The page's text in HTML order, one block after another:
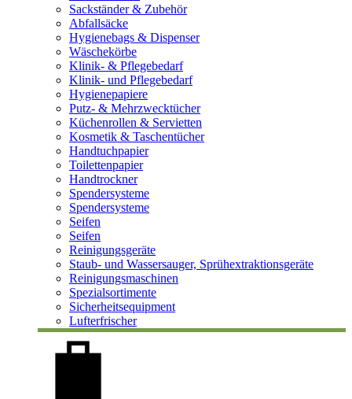
Sackständer & Zubehör
Abfallsäcke
Hygienebags & Dispenser
Wäschekörbe
Klinik- & Pflegebedarf
Klinik- und Pflegebedarf
Hygienepapiere
Putz- & Mehrzwecktücher
Küchenrollen & Servietten
Kosmetik & Taschentücher
Handtuchpapier
Toilettenpapier
Handtrockner
Spendersysteme
Spendersysteme
Seifen
Seifen
Reinigungsgeräte
Staub- und Wassersauger, Sprühextraktionsgeräte
Reinigungsmaschinen
Spezialsortimente
Sicherheitsequipment
Lufterfrischer